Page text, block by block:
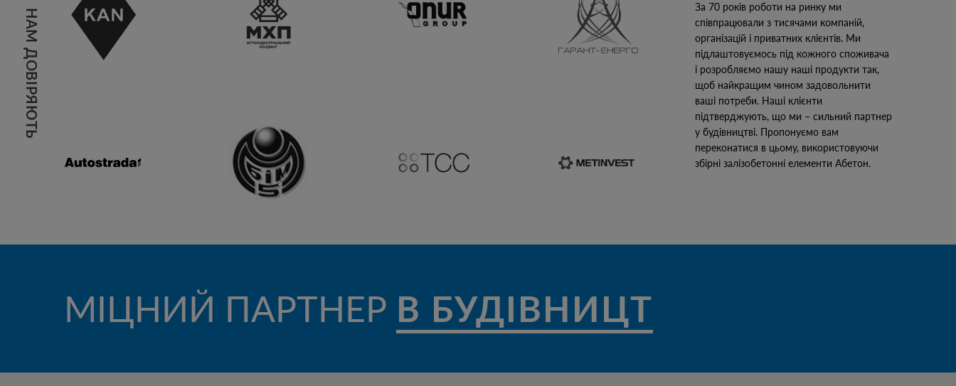
НАМ ДОВІРЯЮТЬ
За 70 років роботи на ринку ми
співпрацювали з тисячами компаній,
організацій і приватних клієнтів. Ми
підлаштовуємось під кожного споживача
і розробляємо нашу наші продукти так,
щоб найкращим чином задовольнити
ваші потреби. Наші клієнти
підтверджують, що ми – сильний партнер
у будівництві. Пропонуємо вам
переконатися в цьому, використовуючи
збірні залізобетонні елементи Абетон.
МІЦНИЙ ПАРТНЕР В БУДІВНИЦТВІ